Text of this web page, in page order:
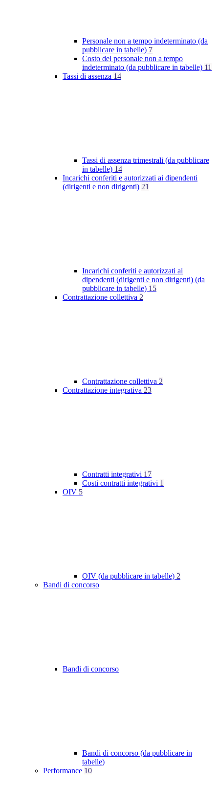
Personale non a tempo indeterminato (da
pubblicare in tabelle) 7
Costo del personale non a tempo
indeterminato (da pubblicare in tabelle) 11
Tassi di assenza 14
Tassi di assenza trimestrali (da pubblicare
in tabelle) 14
Incarichi conferiti e autorizzati ai dipendenti
(dirigenti e non dirigenti) 21
Incarichi conferiti e autorizzati ai
dipendenti (dirigenti e non dirigenti) (da
pubblicare in tabelle) 15
Contrattazione collettiva 2
Contrattazione collettiva 2
Contrattazione integrativa 23
Contratti integrativi 17
Costi contratti integrativi 1
OIV 5
OIV (da pubblicare in tabelle) 2
Bandi di concorso
Bandi di concorso
Bandi di concorso (da pubblicare in
tabelle)
Performance 10